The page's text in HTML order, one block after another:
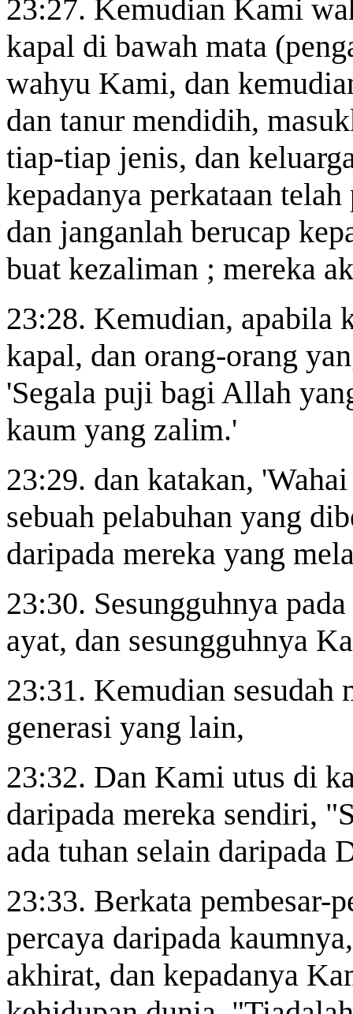
23:27. Kemudian Kami
kapal di bawah mata
wahyu Kami, dan
dan tanur mendidih,
tiap-tiap jenis, dan
kepadanya perkataan
dan janganlah berucap
buat kezaliman ; mereka
23:28. Kemudian, apabila
kapal, dan orang-orang
'Segala puji bagi Allah
kaum yang zalim.'
23:29. dan katakan,
sebuah pelabuhan yang
daripada mereka yang
23:30. Sesungguhnya
ayat, dan sesungguhnya
23:31. Kemudian sesudah
generasi yang lain,
23:32. Dan Kami utus di
daripada mereka sendiri,
ada tuhan selain daripada
23:33. Berkata pembesar-
percaya daripada
akhirat, dan kepadanya